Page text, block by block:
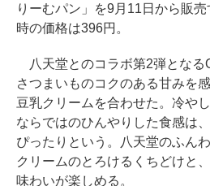
りーむパン」を9月11日から販
時の価格は396円。
八天堂とのコラボ第2弾となる
さつまいものコクのある甘みを
豆乳クリームを合わせた。冷や
ならではのひんやりした食感は
ぴったりという。八天堂のふん
クリームのとろけるくちどけと
味わいが楽しめる。